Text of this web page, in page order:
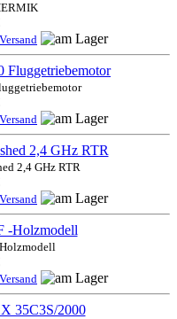
Versand
Versand
2,4 GHz RTR
Versand
Versand